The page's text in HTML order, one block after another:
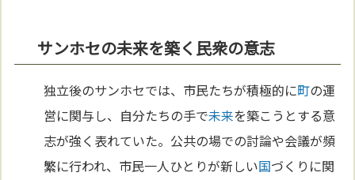
サンホセの未来を築く民衆の意志
独立後のサンホセでは、市民たちが積極的に町の運
営に関与し、自分たちの手で未来を築こうとする意
志が強く表れていた。公共の場での討論や会議が頻
繁に行われ、市民一人ひとりが新しい国づくりに関